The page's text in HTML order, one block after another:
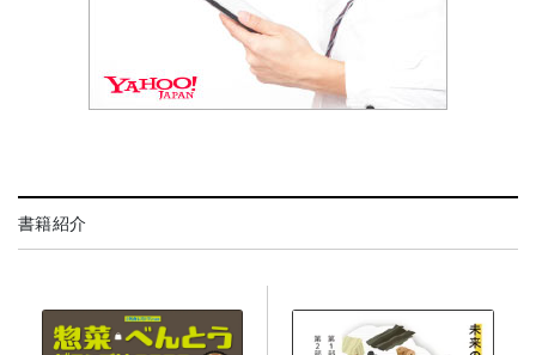
書籍紹介